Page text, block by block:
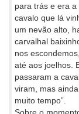
para trás e era a
cavalo que lá
um nevão alto,
carvalhal
nos
até aos joelhos.
passaram a
viram, mas
muito tempo”.
Sobre o